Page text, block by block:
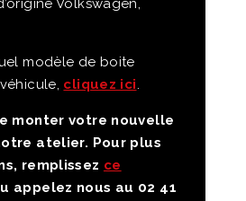
Volkswagen,
modèle de boite
cliquez ici.
monter votre nouvelle
atelier. Pour plus
remplissez ce
appelez nous au 02 41